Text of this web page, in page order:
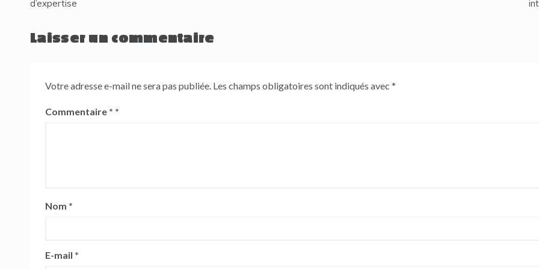
de
d’expertise
Laisser un commentaire
Votre adresse e-mail ne sera pas publiée. Les champs obligatoires sont indiqués avec *
Commentaire *
Nom *
E-mail *